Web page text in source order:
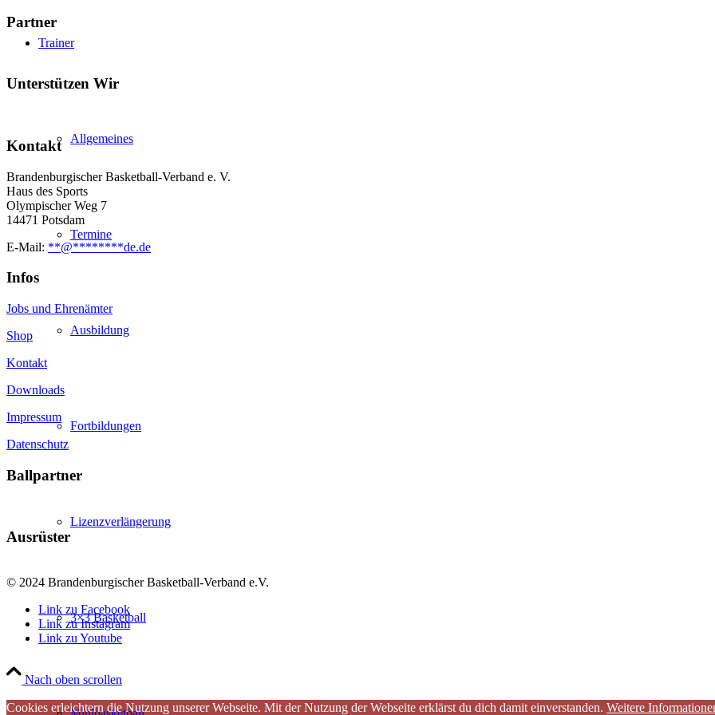
Trainer
Allgemeines
Termine
Ausbildung
Fortbildungen
Lizenzverlängerung
3×3 Basketball
Partner
Unterstützen Wir
Kontakt
Brandenburgischer Basketball-Verband e. V.
Haus des Sports
Olympischer Weg 7
14471 Potsdam
E-Mail: **@********de.de
Infos
Jobs und Ehrenämter
Shop
Kontakt
Downloads
Impressum
Datenschutz
Ballpartner
Ausrüster
© 2024 Brandenburgischer Basketball-Verband e.V.
Link zu Facebook
Link zu Instagram
Link zu Youtube
Nach oben scrollen
Cookies erleichtern die Nutzung unserer Webseite. Mit der Nutzung der Webseite erklärst du dich damit einverstanden. Weitere